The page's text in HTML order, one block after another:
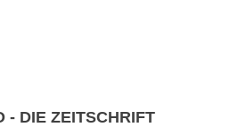
- DIE ZEITSCHRIFT